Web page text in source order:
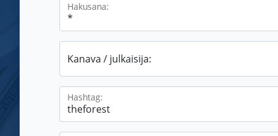
Hakusana:
Kanava / julkaisija:
Hashtag: